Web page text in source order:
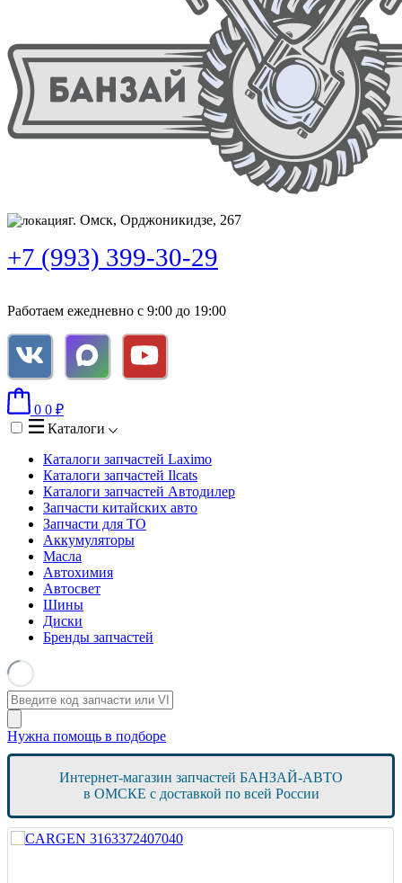
г. Омск, Орджоникидзе, 267
+7 (993) 399-30-29
Работаем ежедневно с 9:00 до 19:00
0 0 ₽
Каталоги
Каталоги запчастей Laximo
Каталоги запчастей Ilcats
Каталоги запчастей Автодилер
Запчасти китайских авто
Запчасти для ТО
Аккумуляторы
Масла
Автохимия
Автосвет
Шины
Диски
Бренды запчастей
Нужна помощь в подборе
Интернет-магазин запчастей БАНЗАЙ-АВТО
в ОМСКЕ с доставкой по всей России